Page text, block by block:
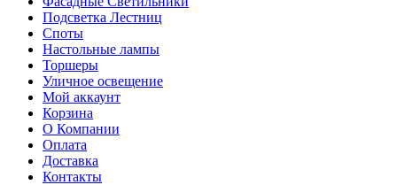
Подсветка Лестниц
Споты
Настольные лампы
Торшеры
Уличное освещение
Мой аккаунт
Корзина
О Компании
Оплата
Доставка
Контакты